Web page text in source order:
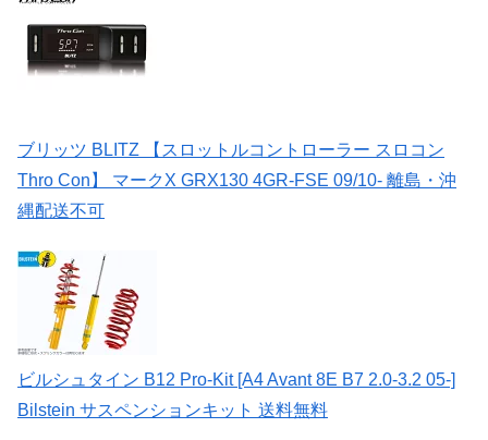
ブリッツ BLITZ 【スロットルコントローラー スロコン
Thro Con】 マークX GRX130 4GR-FSE 09/10- 離島・沖
縄配送不可
ビルシュタイン B12 Pro-Kit [A4 Avant 8E B7 2.0-3.2 05-]
Bilstein サスペンションキット 送料無料